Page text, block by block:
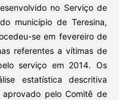
no Serviço de
município de Teresina,
se em fevereiro de
referentes a vítimas de
serviço em 2014. Os
estatística descritiva
pelo Comitê de